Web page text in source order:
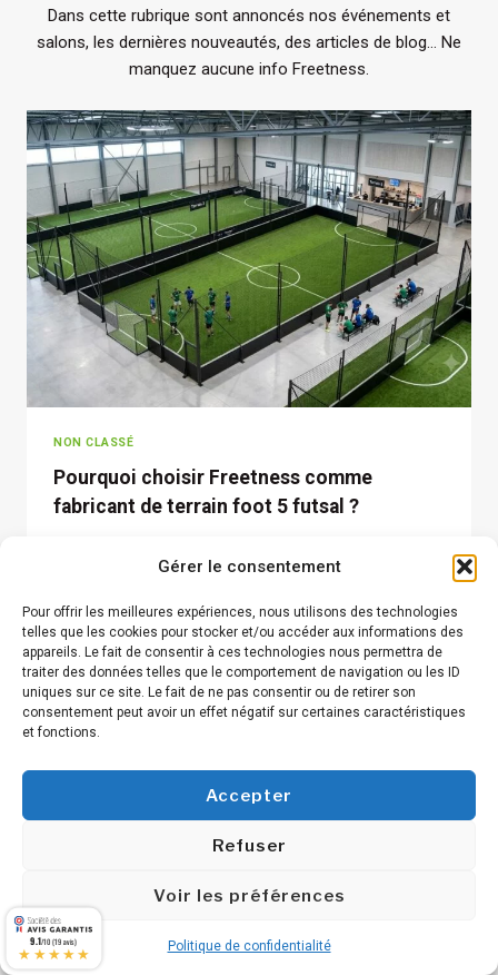
Gérer le consentement
Pour offrir les meilleures expériences, nous utilisons des technologies
telles que les cookies pour stocker et/ou accéder aux informations des
appareils. Le fait de consentir à ces technologies nous permettra de
traiter des données telles que le comportement de navigation ou les ID
uniques sur ce site. Le fait de ne pas consentir ou de retirer son
consentement peut avoir un effet négatif sur certaines caractéristiques
et fonctions.
Accepter
Refuser
Voir les préférences
Politique de confidentialité
Dans cette rubrique sont annoncés nos événements et
salons, les dernières nouveautés, des articles de blog… Ne
manquez aucune info Freetness.
NON CLASSÉ
Pourquoi choisir Freetness comme
fabricant de terrain foot 5 futsal ?
BLOG
9.1/10 (19 avis)
★★★★★